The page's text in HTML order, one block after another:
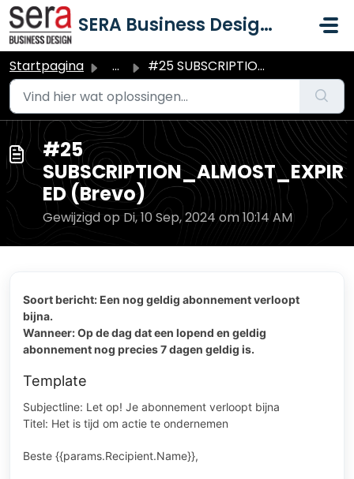
Doorgaan naar hoofdinhoud
SERA Business Design B.V.
Startpagina ... #25 SUBSCRIPTION_ALMOST_EXPIRED (Brevo)
#25
SUBSCRIPTION_ALMOST_EXPIR
ED (Brevo)
Gewijzigd op Di, 10 Sep, 2024 om 10:14 AM
Soort bericht: Een nog geldig abonnement verloopt
bijna.
Wanneer: Op de dag dat een lopend en geldig
abonnement nog precies 7 dagen geldig is.
Template
Subjectline: Let op! Je abonnement verloopt bijna
Titel: Het is tijd om actie te ondernemen
Beste {{params.Recipient.Name}},